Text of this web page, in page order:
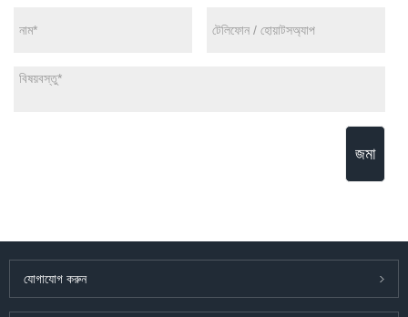
জমা
যোগাযোগ করুন